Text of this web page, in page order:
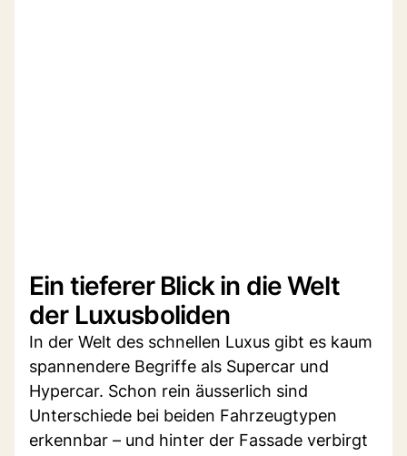
Ein tieferer Blick in die Welt
der Luxusboliden
In der Welt des schnellen Luxus gibt es kaum
spannendere Begriffe als Supercar und
Hypercar. Schon rein äusserlich sind
Unterschiede bei beiden Fahrzeugtypen
erkennbar – und hinter der Fassade verbirgt